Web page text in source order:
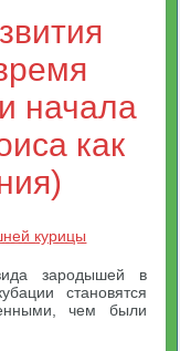
начала
как
курицы
зародышей в
становятся
чем были